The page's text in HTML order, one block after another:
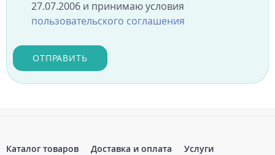
27.07.2006 и принимаю условия
пользовательского соглашения
ОТПРАВИТЬ
Каталог товаров Доставка и оплата
Услуги